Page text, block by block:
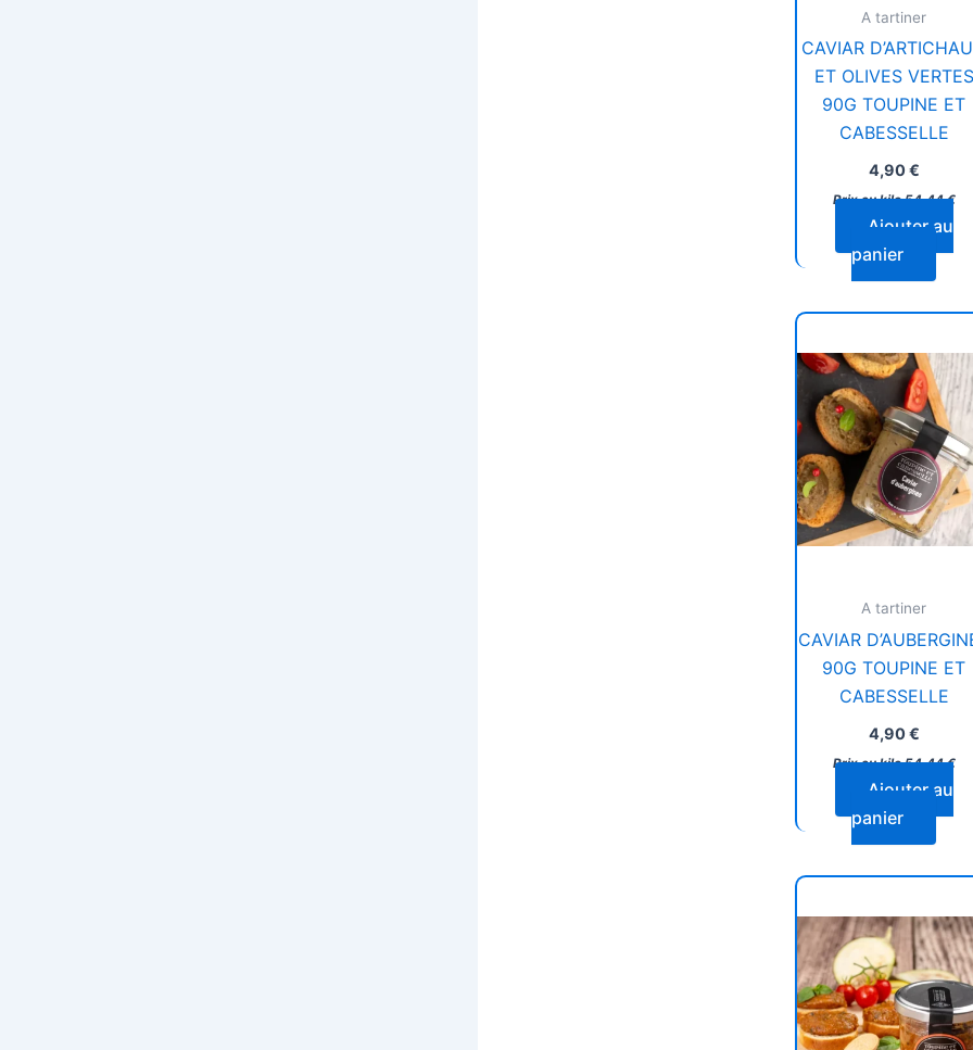
A tartiner
CAVIAR
ET OLIVES VERTES
90G TOUPINE ET
CABESSELLE
4,90€
Prix au kilo 54,44€
Ajouter au
panier
A tartiner
CAVIAR
90G TOUPINE ET
CABESSELLE
4,90€
Prix au kilo 54,44€
Ajouter au
panier